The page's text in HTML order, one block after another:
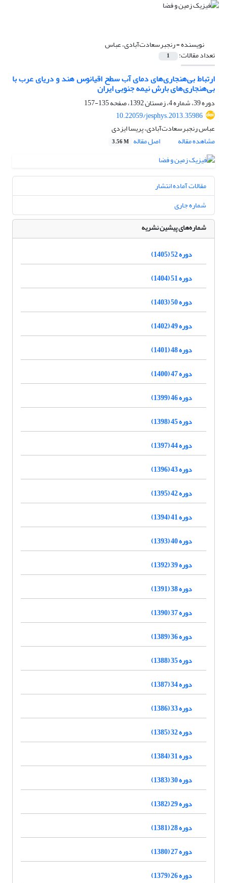
نویسنده =رنجبرسعادت‌آبادی، عباس
تعداد مقالات: 1
ارتباط بی‌هنجاری‌های دمای آب سطح اقیانوس هند و دریای عرب با
بی‌هنجاری‌های بارش نیمه جنوبی ایران
دوره 39، شماره 4، زمستان 1392، صفحه
135-157
10.22059/jesphys.2013.35986
عباس رنجبرسعادت‌آبادی، پریسا ایزدی
مشاهده مقاله
اصل مقاله 3.56 M
مقالات آماده انتشار
شماره جاری
شماره‌های پیشین نشریه
دوره 52 (1405)
دوره 51 (1404)
دوره 50 (1403)
دوره 49 (1402)
دوره 48 (1401)
دوره 47 (1400)
دوره 46 (1399)
دوره 45 (1398)
دوره 44 (1397)
دوره 43 (1396)
دوره 42 (1395)
دوره 41 (1394)
دوره 40 (1393)
دوره 39 (1392)
دوره 38 (1391)
دوره 37 (1390)
دوره 36 (1389)
دوره 35 (1388)
دوره 34 (1387)
دوره 33 (1386)
دوره 32 (1385)
دوره 31 (1384)
دوره 30 (1383)
دوره 29 (1382)
دوره 28 (1381)
دوره 27 (1380)
دوره 26 (1379)